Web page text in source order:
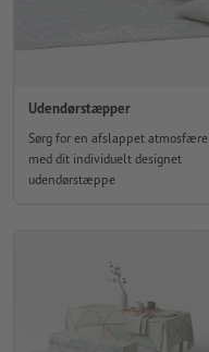
Udendørstæpper
Sørg for en afslappet atmosfære
med dit individuelt designet
udendørstæppe